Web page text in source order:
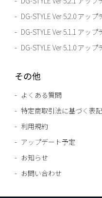
DG-STYLE Ver 5.2.0 アップ
DG-STYLE Ver 5.1.1 アップ
DG-STYLE Ver 5.1.0 アップ
その他
よくある質問
特定商取引法に基づく表記
利用規約
アップデート予定
お知らせ
お問い合わせ